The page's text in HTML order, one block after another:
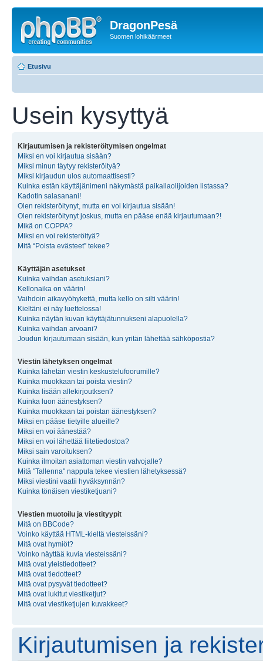
DragonPesä
Suomen lohikäärmeet
Etusivu
Usein kysyttyä
Kirjautumisen ja rekisteröitymisen ongelmat
Miksi en voi kirjautua sisään?
Miksi minun täytyy rekisteröityä?
Miksi kirjaudun ulos automaattisesti?
Kuinka estän käyttäjänimeni näkymästä paikallaolijoiden listassa?
Kadotin salasanani!
Olen rekisteröitynyt, mutta en voi kirjautua sisään!
Olen rekisteröitynyt joskus, mutta en pääse enää kirjautumaan?!
Mikä on COPPA?
Miksi en voi rekisteröityä?
Mitä “Poista evästeet” tekee?
Käyttäjän asetukset
Kuinka vaihdan asetuksiani?
Kellonaika on väärin!
Vaihdoin aikavyöhykettä, mutta kello on silti väärin!
Kieltäni ei näy luettelossa!
Kuinka näytän kuvan käyttäjätunnukseni alapuolella?
Kuinka vaihdan arvoani?
Joudun kirjautumaan sisään, kun yritän lähettää sähköpostia?
Viestin lähetyksen ongelmat
Kuinka lähetän viestin keskustelufoorumille?
Kuinka muokkaan tai poista viestin?
Kuinka lisään allekirjoutksen?
Kuinka luon äänestyksen?
Kuinka muokkaan tai poistan äänestyksen?
Miksi en pääse tietyille alueille?
Miksi en voi äänestää?
Miksi en voi lähettää liitetiedostoa?
Miksi sain varoituksen?
Kuinka ilmoitan asiattoman viestin valvojalle?
Mitä "Tallenna" nappula tekee viestien lähetyksessä?
Miksi viestini vaatii hyväksynnän?
Kuinka tönäisen viestiketjuani?
Viestien muotoilu ja viestityypit
Mitä on BBCode?
Voinko käyttää HTML-kieltä viesteissäni?
Mitä ovat hymiöt?
Voinko näyttää kuvia viesteissäni?
Mitä ovat yleistiedotteet?
Mitä ovat tiedotteet?
Mitä ovat pysyvät tiedotteet?
Mitä ovat lukitut viestiketjut?
Mitä ovat viestiketjujen kuvakkeet?
Kirjautumisen ja